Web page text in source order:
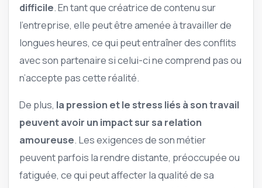
difficile. En tant que créatrice de contenu sur
l’entreprise, elle peut être amenée à travailler de
longues heures, ce qui peut entraîner des conflits
avec son partenaire si celui-ci ne comprend pas ou
n’accepte pas cette réalité.
De plus, la pression et le stress liés à son travail
peuvent avoir un impact sur sa relation
amoureuse. Les exigences de son métier
peuvent parfois la rendre distante, préoccupée ou
fatiguée, ce qui peut affecter la qualité de sa